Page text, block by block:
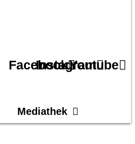
Facebook
Instagram
Youtube
Mediathek